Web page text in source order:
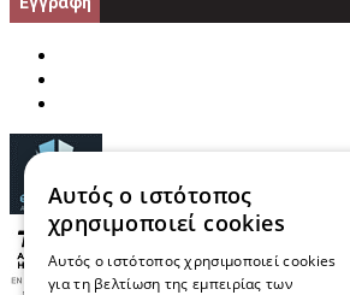
Αυτός ο ιστότοπος
χρησιμοποιεί cookies
Αυτός ο ιστότοπος χρησιμοποιεί cookies
για τη βελτίωση της εμπειρίας των